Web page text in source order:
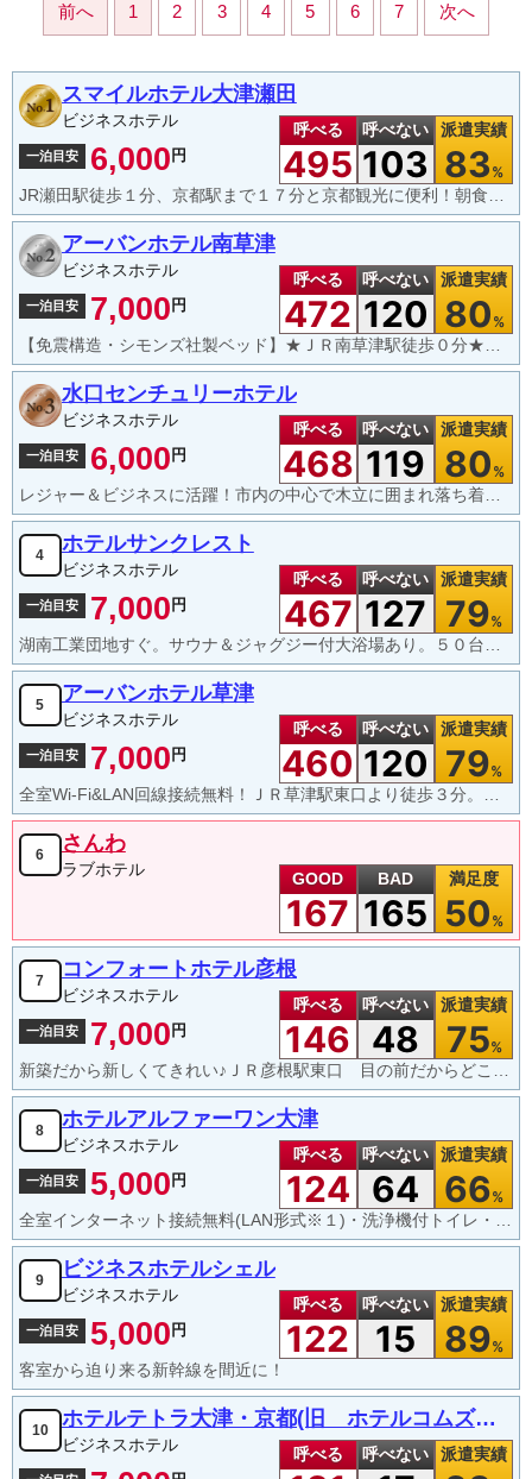
前へ 1 2 3 4 5 6 7 次へ
スマイルホテル大津瀬田
ビジネスホテル
一泊目安 6,000円
呼べる
495
呼べない
103
派遣実績
83 %
JR瀬田駅徒歩１分、京都駅まで１７分と京都観光に便利！朝食無料、ウエルカムコーヒー実施中！
アーバンホテル南草津
ビジネスホテル
一泊目安 7,000円
呼べる
472
呼べない
120
派遣実績
80 %
【免震構造・シモンズ社製ベッド】★ＪＲ南草津駅徒歩０分★大津7分・京都17分・大阪47分★
水口センチュリーホテル
ビジネスホテル
一泊目安 6,000円
呼べる
468
呼べない
119
派遣実績
80 %
レジャー＆ビジネスに活躍！市内の中心で木立に囲まれ落ち着いた雰囲気のシティホテルです。
4 ホテルサンクレスト
ビジネスホテル
一泊目安 7,000円
呼べる
467
呼べない
127
派遣実績
79%
湖南工業団地すぐ。サウナ＆ジャグジー付大浴場あり。５０台収容可能な無料駐車場有。全館無料Wifi完備
5 アーバンホテル草津
ビジネスホテル
一泊目安 7,000円
呼べる
460
呼べない
120
派遣実績
79%
全室Wi-Fi&LAN回線接続無料！ＪＲ草津駅東口より徒歩３分。近辺には飲食店が多数あります。
6 さんわ
ラブホテル
GOOD
167
BAD
165
満足度
50 %
7 コンフォートホテル彦根
ビジネスホテル
一泊目安 7,000円
呼べる
146
呼べない
48
派遣実績
75%
新築だから新しくてきれい♪ＪＲ彦根駅東口 目の前だからどこへ行くのも便利です♪
8 ホテルアルファーワン大津
ビジネスホテル
一泊目安 5,000円
呼べる
124
呼べない
64
派遣実績
66%
全室インターネット接続無料(LAN形式※１)・洗浄機付トイレ・ズボンプレッサー・静音型冷蔵庫完備
9 ビジネスホテルシェル
ビジネスホテル
一泊目安 5,000円
呼べる
122
呼べない
15
派遣実績
89%
客室から迫り来る新幹線を間近に！
10 ホテルテトラ大津・京都(旧 ホテルコムズ大津)
ビジネスホテル
呼べる 呼べない 派遣実績